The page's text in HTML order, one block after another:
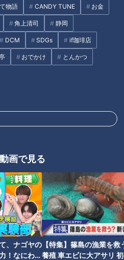
物語 CANDY TUNE お金
角上清司 静岡
DCM SDGs if珈琲店
おでかけ とんかつ
動画で見る
、ナゴヤの
！なにわ実
【特集】篠島の漁業を救
養殖 車エビに大アサリ
愛知
ヤが愛知・豊橋市を推しタビ！
【花咲かタイムズ】